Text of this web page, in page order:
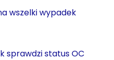
wszelki wypadek
sprawdzi status OC